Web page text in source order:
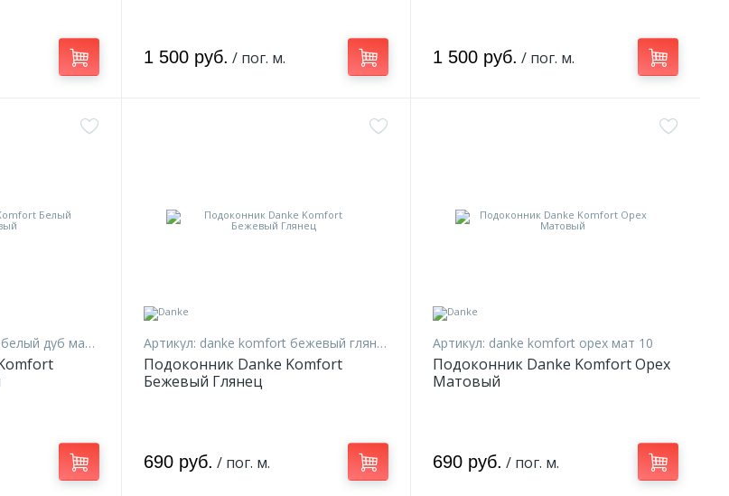
1 500 руб. / пог. м. 1 500 руб. / пог. м.
дуб мат 10 Артикул: danke komfort бежевый глянец 10
Подоконник Danke Komfort
Бежевый Глянец
690 руб. / пог. м.
Артикул: danke komfort орех мат 10
Подоконник Danke Komfort Орех
Матовый
690 руб. / пог. м.